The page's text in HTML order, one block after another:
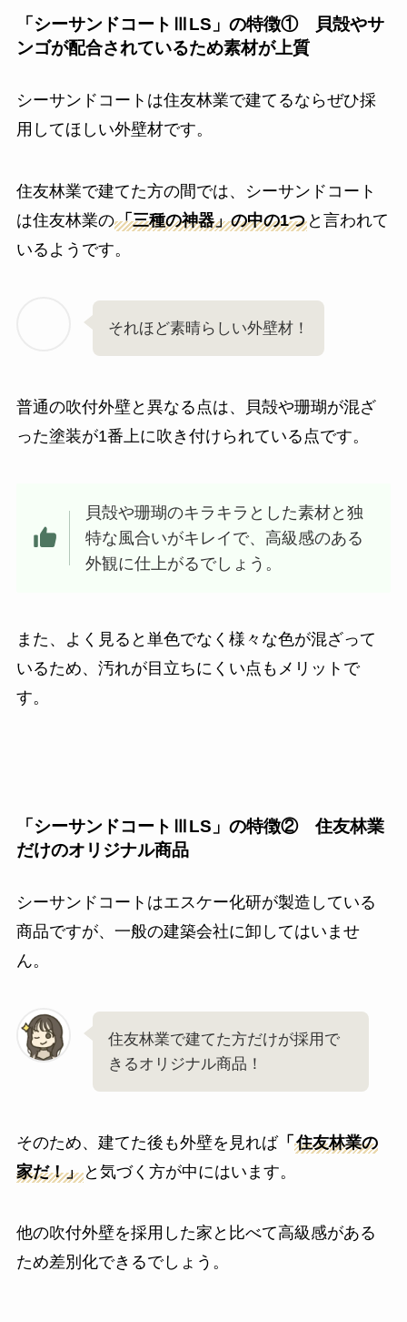
「シーサンドコートⅢLS」の特徴① 貝殻やサ
ンゴが配合されているため素材が上質
シーサンドコートは住友林業で建てるならぜひ採
用してほしい外壁材です。
住友林業で建てた方の間では、シーサンドコート
は住友林業の「三種の神器」の中の1つと言われて
いるようです。
それほど素晴らしい外壁材！
普通の吹付外壁と異なる点は、貝殻や珊瑚が混ざ
った塗装が1番上に吹き付けられている点です。
貝殻や珊瑚のキラキラとした素材と独
特な風合いがキレイで、高級感のある
外観に仕上がるでしょう。
また、よく見ると単色でなく様々な色が混ざって
いるため、汚れが目立ちにくい点もメリットで
す。
「シーサンドコートⅢLS」の特徴② 住友林業
だけのオリジナル商品
シーサンドコートはエスケー化研が製造している
商品ですが、一般の建築会社に卸してはいませ
ん。
住友林業で建てた方だけが採用で
きるオリジナル商品！
そのため、建てた後も外壁を見れば「 住友林業の
家だ！」と気づく方が中にはいます。
他の吹付外壁を採用した家と比べて高級感がある
ため差別化できるでしょう。